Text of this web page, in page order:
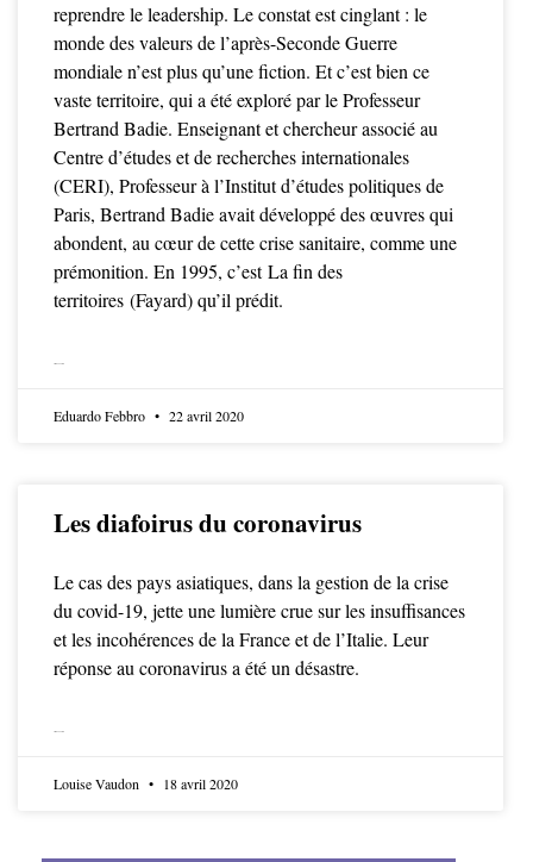
reprendre le leadership. Le constat est cinglant : le
monde des valeurs de l’après-Seconde Guerre
mondiale n’est plus qu’une fiction. Et c’est bien ce
vaste territoire, qui a été exploré par le Professeur
Bertrand Badie. Enseignant et chercheur associé au
Centre d’études et de recherches internationales
(CERI), Professeur à l’Institut d’études politiques de
Paris, Bertrand Badie avait développé des œuvres qui
abondent, au cœur de cette crise sanitaire, comme une
prémonition. En 1995, c’est La fin des
territoires (Fayard) qu’il prédit.
Eduardo Febbro 22 avril 2020
Les diafoirus du coronavirus
Le cas des pays asiatiques, dans la gestion de la crise
du covid-19, jette une lumière crue sur les insuffisances
et les incohérences de la France et de l’Italie. Leur
réponse au coronavirus a été un désastre.
Louise Vaudon 18 avril 2020